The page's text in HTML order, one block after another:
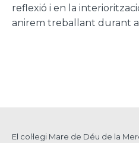
reflexió i en la
anirem treballant durant
El col·legi Mare de Déu de la